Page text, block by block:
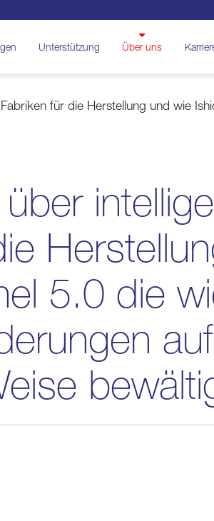
Unterstützung Über uns
für die Herstellung und wie
5.0 die
auf